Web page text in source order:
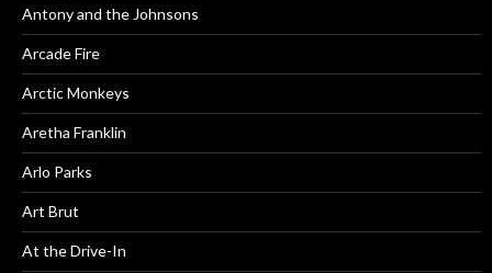
Antony and the Johnsons
Arcade Fire
Arctic Monkeys
Aretha Franklin
Arlo Parks
Art Brut
At the Drive-In